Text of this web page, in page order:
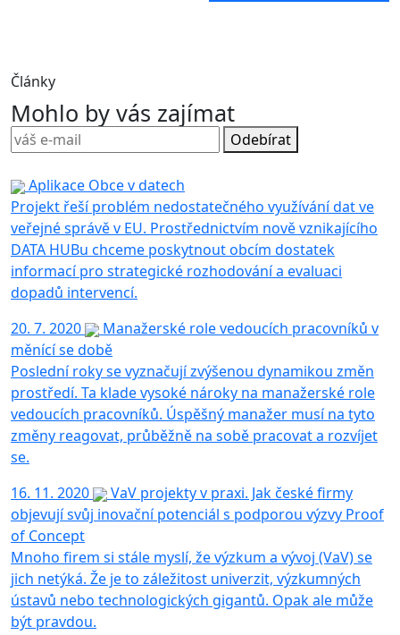
Články
Mohlo by vás zajímat
Odebírat
Aplikace Obce v datech
Projekt řeší problém nedostatečného využívání dat ve
veřejné správě v EU. Prostřednictvím nově vznikajícího
DATA HUBu chceme poskytnout obcím dostatek
informací pro strategické rozhodování a evaluaci
dopadů intervencí.
20. 7. 2020
Manažerské role vedoucích pracovníků v
měnící se době
Poslední roky se vyznačují zvýšenou dynamikou změn
prostředí. Ta klade vysoké nároky na manažerské role
vedoucích pracovníků. Úspěšný manažer musí na tyto
změny reagovat, průběžně na sobě pracovat a rozvíjet
se.
16. 11. 2020
VaV projekty v praxi. Jak české firmy
objevují svůj inovační potenciál s podporou výzvy Proof
of Concept
Mnoho firem si stále myslí, že výzkum a vývoj (VaV) se
jich netýká. Že je to záležitost univerzit, výzkumných
ústavů nebo technologických gigantů. Opak ale může
být pravdou.